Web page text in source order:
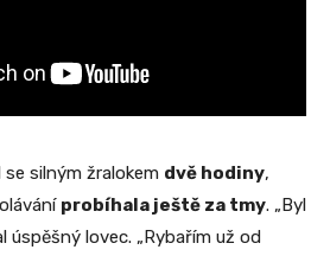
silným žralokem dvě hodiny,
probíhala ještě za tmy. „Byl
úspěšný lovec. „Rybařím už od